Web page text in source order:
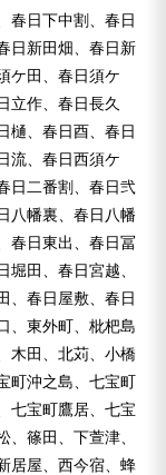
春日下中割、春日
日新田畑、春日新
ケ田、春日須ケ
立作、春日長久
樋、春日酉、春日
流、春日西須ケ
日二番割、春日弐
八幡裏、春日八幡
春日東出、春日冨
田、春日宮越、
、春日屋敷、春日
、東外町、枇杷島
木田、北苅、小橋
町沖之島、七宝町
七宝町鷹居、七宝
篠田、下萱津、
居屋、西今宿、蜂